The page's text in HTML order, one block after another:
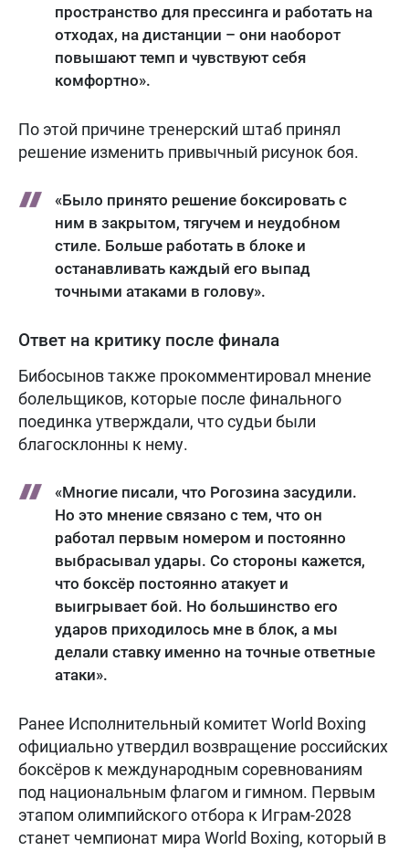
пространство для прессинга и работать на
отходах, на дистанции – они наоборот
повышают темп и чувствуют себя
комфортно».
По этой причине тренерский штаб принял
решение изменить привычный рисунок боя.
«Было принято решение боксировать с
ним в закрытом, тягучем и неудобном
стиле. Больше работать в блоке и
останавливать каждый его выпад
точными атаками в голову».
Ответ на критику после финала
Бибосынов также прокомментировал мнение
болельщиков, которые после финального
поединка утверждали, что судьи были
благосклонны к нему.
«Многие писали, что Рогозина засудили.
Но это мнение связано с тем, что он
работал первым номером и постоянно
выбрасывал удары. Со стороны кажется,
что боксёр постоянно атакует и
выигрывает бой. Но большинство его
ударов приходилось мне в блок, а мы
делали ставку именно на точные ответные
атаки».
Ранее Исполнительный комитет World Boxing
официально утвердил возвращение российских
боксёров к международным соревнованиям
под национальным флагом и гимном. Первым
этапом олимпийского отбора к Играм-2028
станет чемпионат мира World Boxing, который в